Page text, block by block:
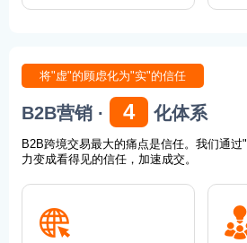
将"虚"的顾虑化为"实"的信任
B2B营销 · 4 化体系
B2B跨境交易最大的痛点是信任。我们通
力变成看得见的信任，加速成交。